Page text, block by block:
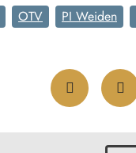
OTV PI Weiden